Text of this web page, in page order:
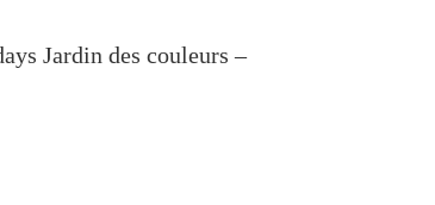
Jardin des couleurs –